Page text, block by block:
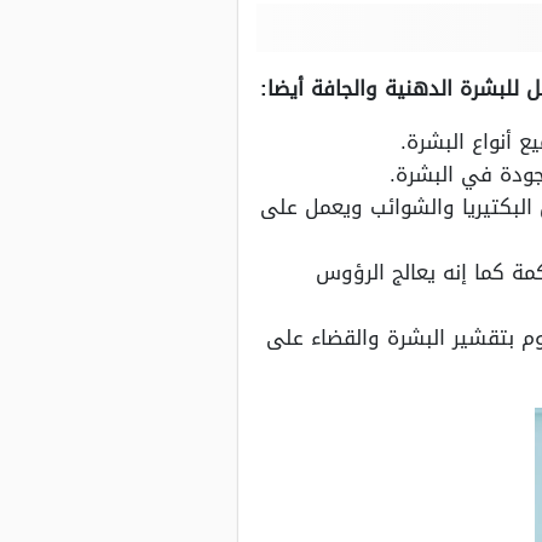
الدهنية والجافة أيضا:
في البشرة.
والشوائب ويعمل على
كما إنه يعالج الرؤوس
بتقشير البشرة والقضاء على